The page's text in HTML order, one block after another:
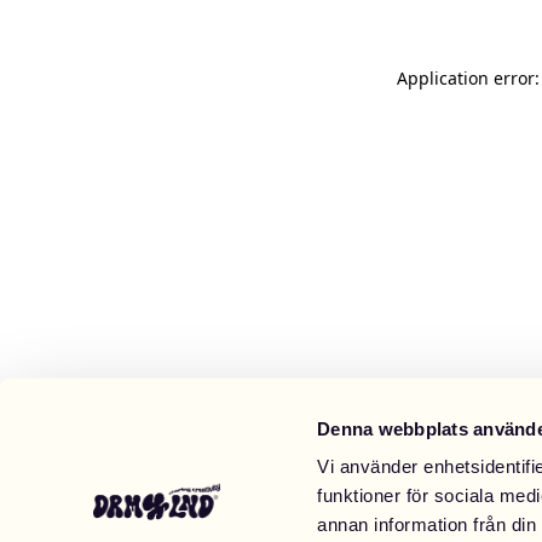
Denna webbplats
Vi använder
funktioner för sociala
annan information från
Application